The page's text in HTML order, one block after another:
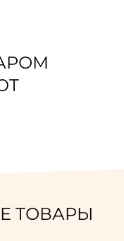
ТОВАРЫ